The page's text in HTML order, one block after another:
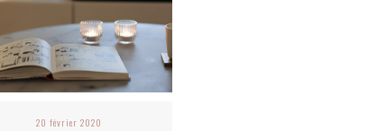
20 février 2020